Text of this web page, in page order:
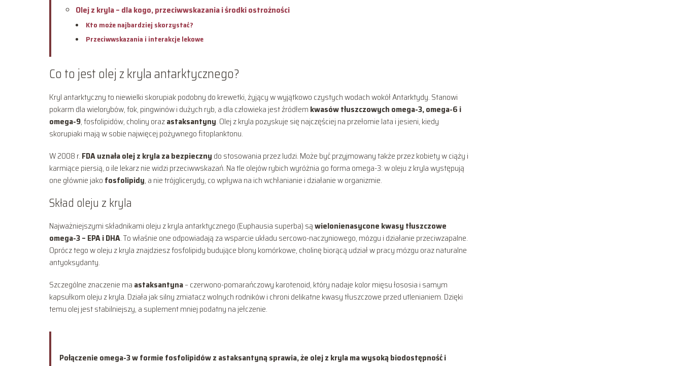
Olej z kryla – dla kogo, przeciwwskazania i środki ostrożności
Kto może najbardziej skorzystać?
Przeciwwskazania i interakcje lekowe
Co to jest olej z kryla antarktycznego?
Kryl antarktyczny to niewielki skorupiak podobny do krewetki, żyjący w wyjątkowo czystych wodach wokół Antarktydy. Stanowi
pokarm dla wielorybów, fok, pingwinów i dużych ryb, a dla człowieka jest źródłem kwasów tłuszczowych omega-3, omega-6 i
omega-9, fosfolipidów, choliny orazastaksantyny. Olej z kryla pozyskuje się najczęściej na przełomie lata i jesieni, kiedy
skorupiaki mają w sobie najwięcej pożywnego fitoplanktonu.
W 2008 r. FDA uznała olej z kryla za bezpieczny do stosowania przez ludzi. Może być przyjmowany także przez kobiety w ciąży i
karmiące piersią, o ile lekarz nie widzi przeciwwskazań. Na tle olejów rybich wyróżnia go forma omega-3: w oleju z kryla występują
one głównie jako fosfolipidy, a nie trójglicerydy, co wpływa na ich wchłanianie i działanie w organizmie.
Skład oleju z kryla
Najważniejszymi składnikami oleju z kryla antarktycznego (Euphausia superba) sąwielonienasycone kwasy tłuszczowe
omega-3 – EPA i DHA. To właśnie one odpowiadają za wsparcie układu sercowo-naczyniowego, mózgu i działanie przeciwzapalne.
Oprócz tego w oleju z kryla znajdziesz fosfolipidy budujące błony komórkowe, cholinę biorącą udział w pracy mózgu oraz naturalne
antyoksydanty.
Szczególne znaczenie ma astaksantyna– czerwono-pomarańczowy karotenoid, który nadaje kolor mięsu łososia i samym
kapsułkom oleju z kryla. Działa jak silny zmiatacz wolnych rodników i chroni delikatne kwasy tłuszczowe przed utlenianiem. Dzięki
temu olej jest stabilniejszy, a suplement mniej podatny na jełczenie.
Połączenie omega-3 w formie fosfolipidów z astaksantyną sprawia, że olej z kryla ma wysoką biodostępność i